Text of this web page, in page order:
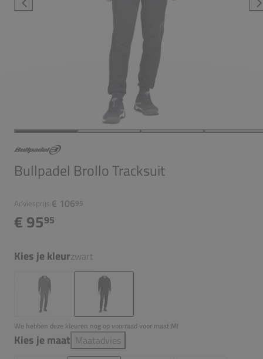
Bullpadel Brollo Tracksuit
Adviesprijs:€ 10695
€ 9595
Kies je kleurzwart
We hebben deze kleuren nog op voorraad voor maat M!
Kies je maat Maatadvies